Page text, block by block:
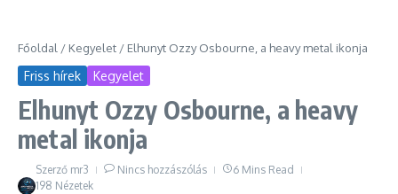
Főoldal / Kegyelet / Elhunyt Ozzy Osbourne, a heavy metal ikonja
Friss hírek Kegyelet
Elhunyt Ozzy Osbourne, a heavy
metal ikonja
Szerző mr3 Nincs hozzászólás
6 Mins Read
198 Nézetek